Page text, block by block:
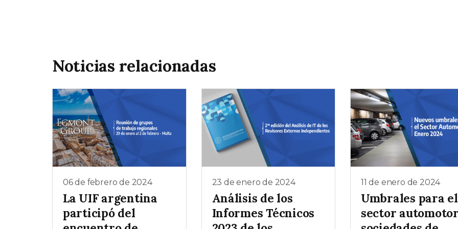
Noticias relacionadas
06 de febrero de 2024
La UIF argentina
participó del
23 de enero de 2024
Análisis de los
Informes Técnicos
11 de enero de 2024
Umbrales para el
sector